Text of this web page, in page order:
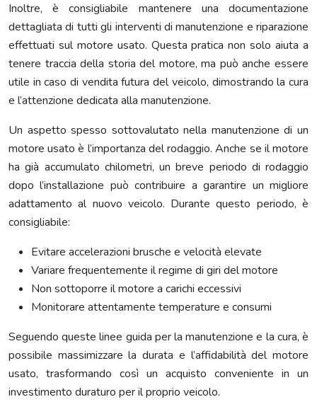
Inoltre, è consigliabile mantenere una documentazione
dettagliata di tutti gli interventi di manutenzione e riparazione
effettuati sul motore usato. Questa pratica non solo aiuta a
tenere traccia della storia del motore, ma può anche essere
utile in caso di vendita futura del veicolo, dimostrando la cura
e l’attenzione dedicata alla manutenzione.
Un aspetto spesso sottovalutato nella manutenzione di un
motore usato è l’importanza del rodaggio. Anche se il motore
ha già accumulato chilometri, un breve periodo di rodaggio
dopo l’installazione può contribuire a garantire un migliore
adattamento al nuovo veicolo. Durante questo periodo, è
consigliabile:
Evitare accelerazioni brusche e velocità elevate
Variare frequentemente il regime di giri del motore
Non sottoporre il motore a carichi eccessivi
Monitorare attentamente temperature e consumi
Seguendo queste linee guida per la manutenzione e la cura, è
possibile massimizzare la durata e l’affidabilità del motore
usato, trasformando così un acquisto conveniente in un
investimento duraturo per il proprio veicolo.